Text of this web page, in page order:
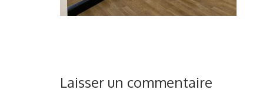
Laisser un commentaire